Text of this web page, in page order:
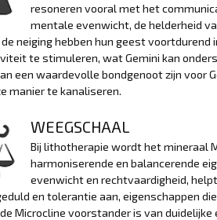
resoneren vooral met het
mentale evenwicht, de helderheid
de neiging hebben hun geest
te stimuleren, wat Gemini kan
een waardevolle bondgenoot zijn voor
manier te kanaliseren.
WEEGSCHAAL
Bij lithotherapie wordt het mineraal
harmoniserende en balancerende
evenwicht en rechtvaardigheid,
en tolerantie aan, eigenschappen
Microcline voorstander is van